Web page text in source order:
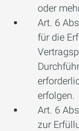
oder
Art. 6
für die
erfolgen.
Art. 6
zur